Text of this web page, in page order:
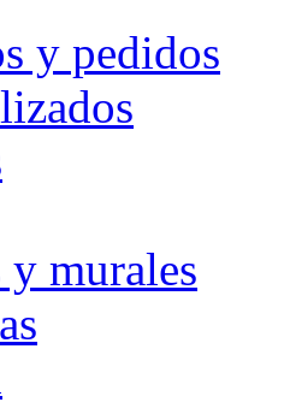
y pedidos
murales